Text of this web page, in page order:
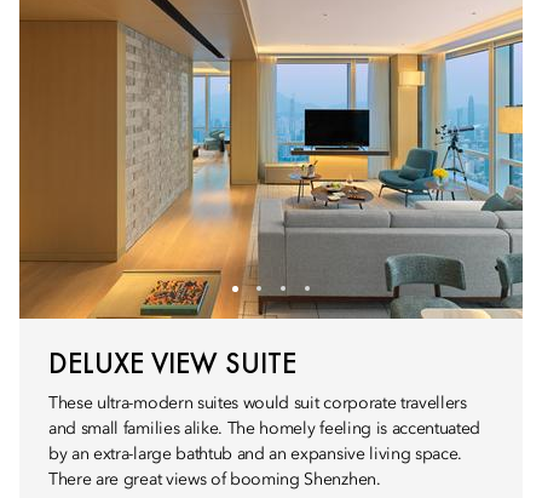
DELUXE VIEW SUITE
These ultra-modern suites would suit corporate travellers
and small families alike. The homely feeling is accentuated
by an extra-large bathtub and an expansive living space.
There are great views of booming Shenzhen.